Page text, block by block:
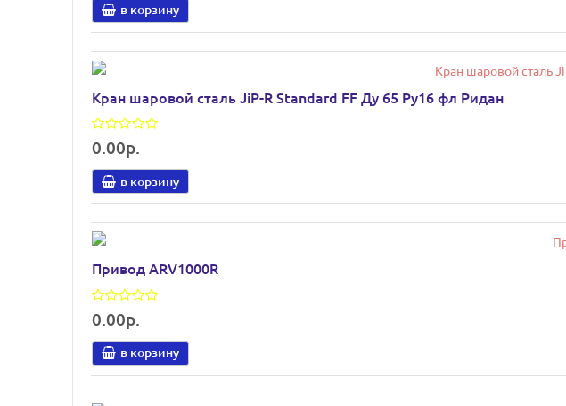
в корзину
Кран шаровой сталь JiP-R Standard FF Ду 65 Ру16 фл Ридан
0.00р.
в корзину
Привод ARV1000R
0.00р.
в корзину